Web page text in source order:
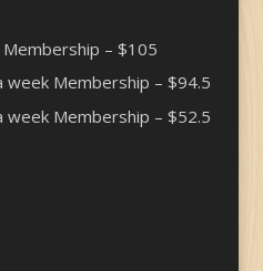
– $105
Membership – $94.5
Membership – $52.5